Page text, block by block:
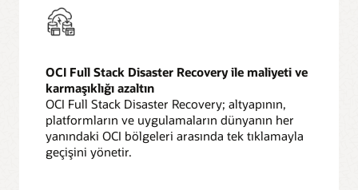
OCI Full Stack Disaster Recovery ile maliyeti ve
karmaşıklığı azaltın
OCI Full Stack Disaster Recovery; altyapının,
platformların ve uygulamaların dünyanın her
yanındaki OCI bölgeleri arasında tek tıklamayla
geçişini yönetir.